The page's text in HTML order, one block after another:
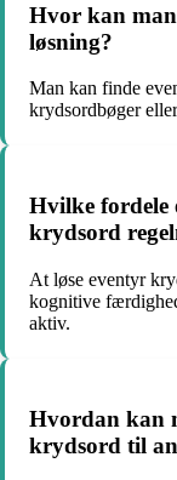
Hvor kan
løsning?
Man kan finde
krydsordbøger
Hvilke fordele
krydsord
At løse eventyr
kognitive
aktiv.
Hvordan kan
krydsord til